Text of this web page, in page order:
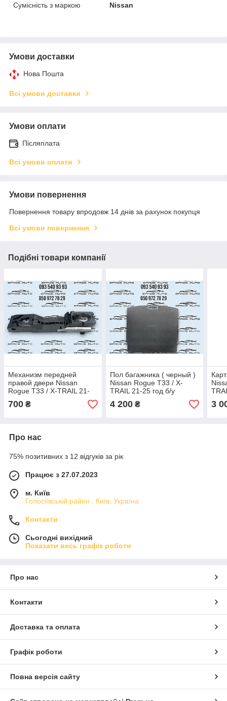
Сумісність з маркою
Nissan
Умови доставки
Нова Пошта
Всі умови доставки
Умови оплати
Післяплата
Всі умови оплати
Умови повернення
Повернення товару впродовж 14 днів за рахунок покупця
Всі умови повернення
Подібні товари компанії
Механизм передней
правой двери Nissan
Rogue T33 / X-TRAIL 21-
25 год б/у оригинал без
дефектов 806106RA0A
700 ₴
Пол багажника ( черный )
Nissan Rogue T33 / X-
TRAIL 21-25 год б/у
оригинал в отличном
состоянии 849B86RR1A
4 200₴ 3
Про нас
75% позитивних з 12 відгуків за рік
Працює з 27.07.2023
м. Київ
Голосіївській район , Київ, Україна
Контакти
Сьогодні вихідний
Показати весь графік роботи
Про нас
Контакти
Доставка та оплата
Графік роботи
Повна версія сайту